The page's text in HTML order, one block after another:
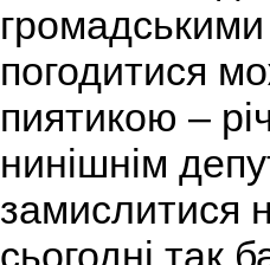
громадськими
погодитися
пиятикою –
нинішнім
замислитися
сьогодні так